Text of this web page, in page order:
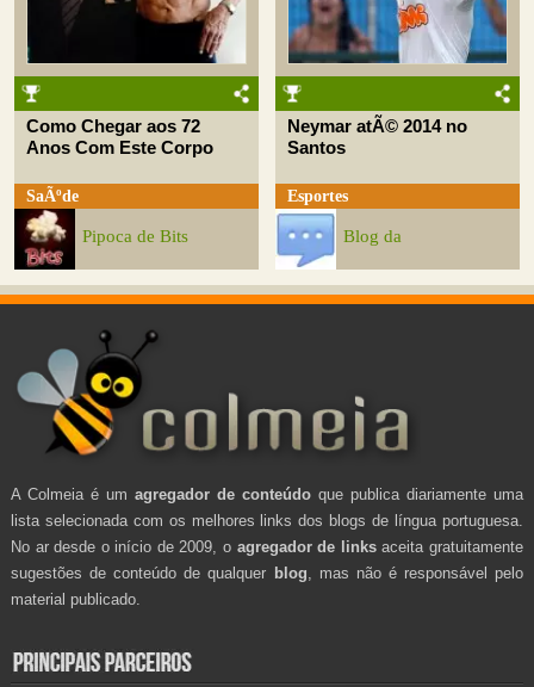
Como Chegar aos 72
Anos Com Este Corpo
SaÃºde
Pipoca de Bits
Neymar atÃ© 2014 no
Santos
Esportes
Blog da
A Colmeia é um agregador de conteúdo que publica diariamente uma
lista selecionada com os melhores links dos blogs de língua portuguesa.
No ar desde o início de 2009, o agregador de linksaceita gratuitamente
sugestões de conteúdo de qualquer blog , mas não é responsável pelo
material publicado.